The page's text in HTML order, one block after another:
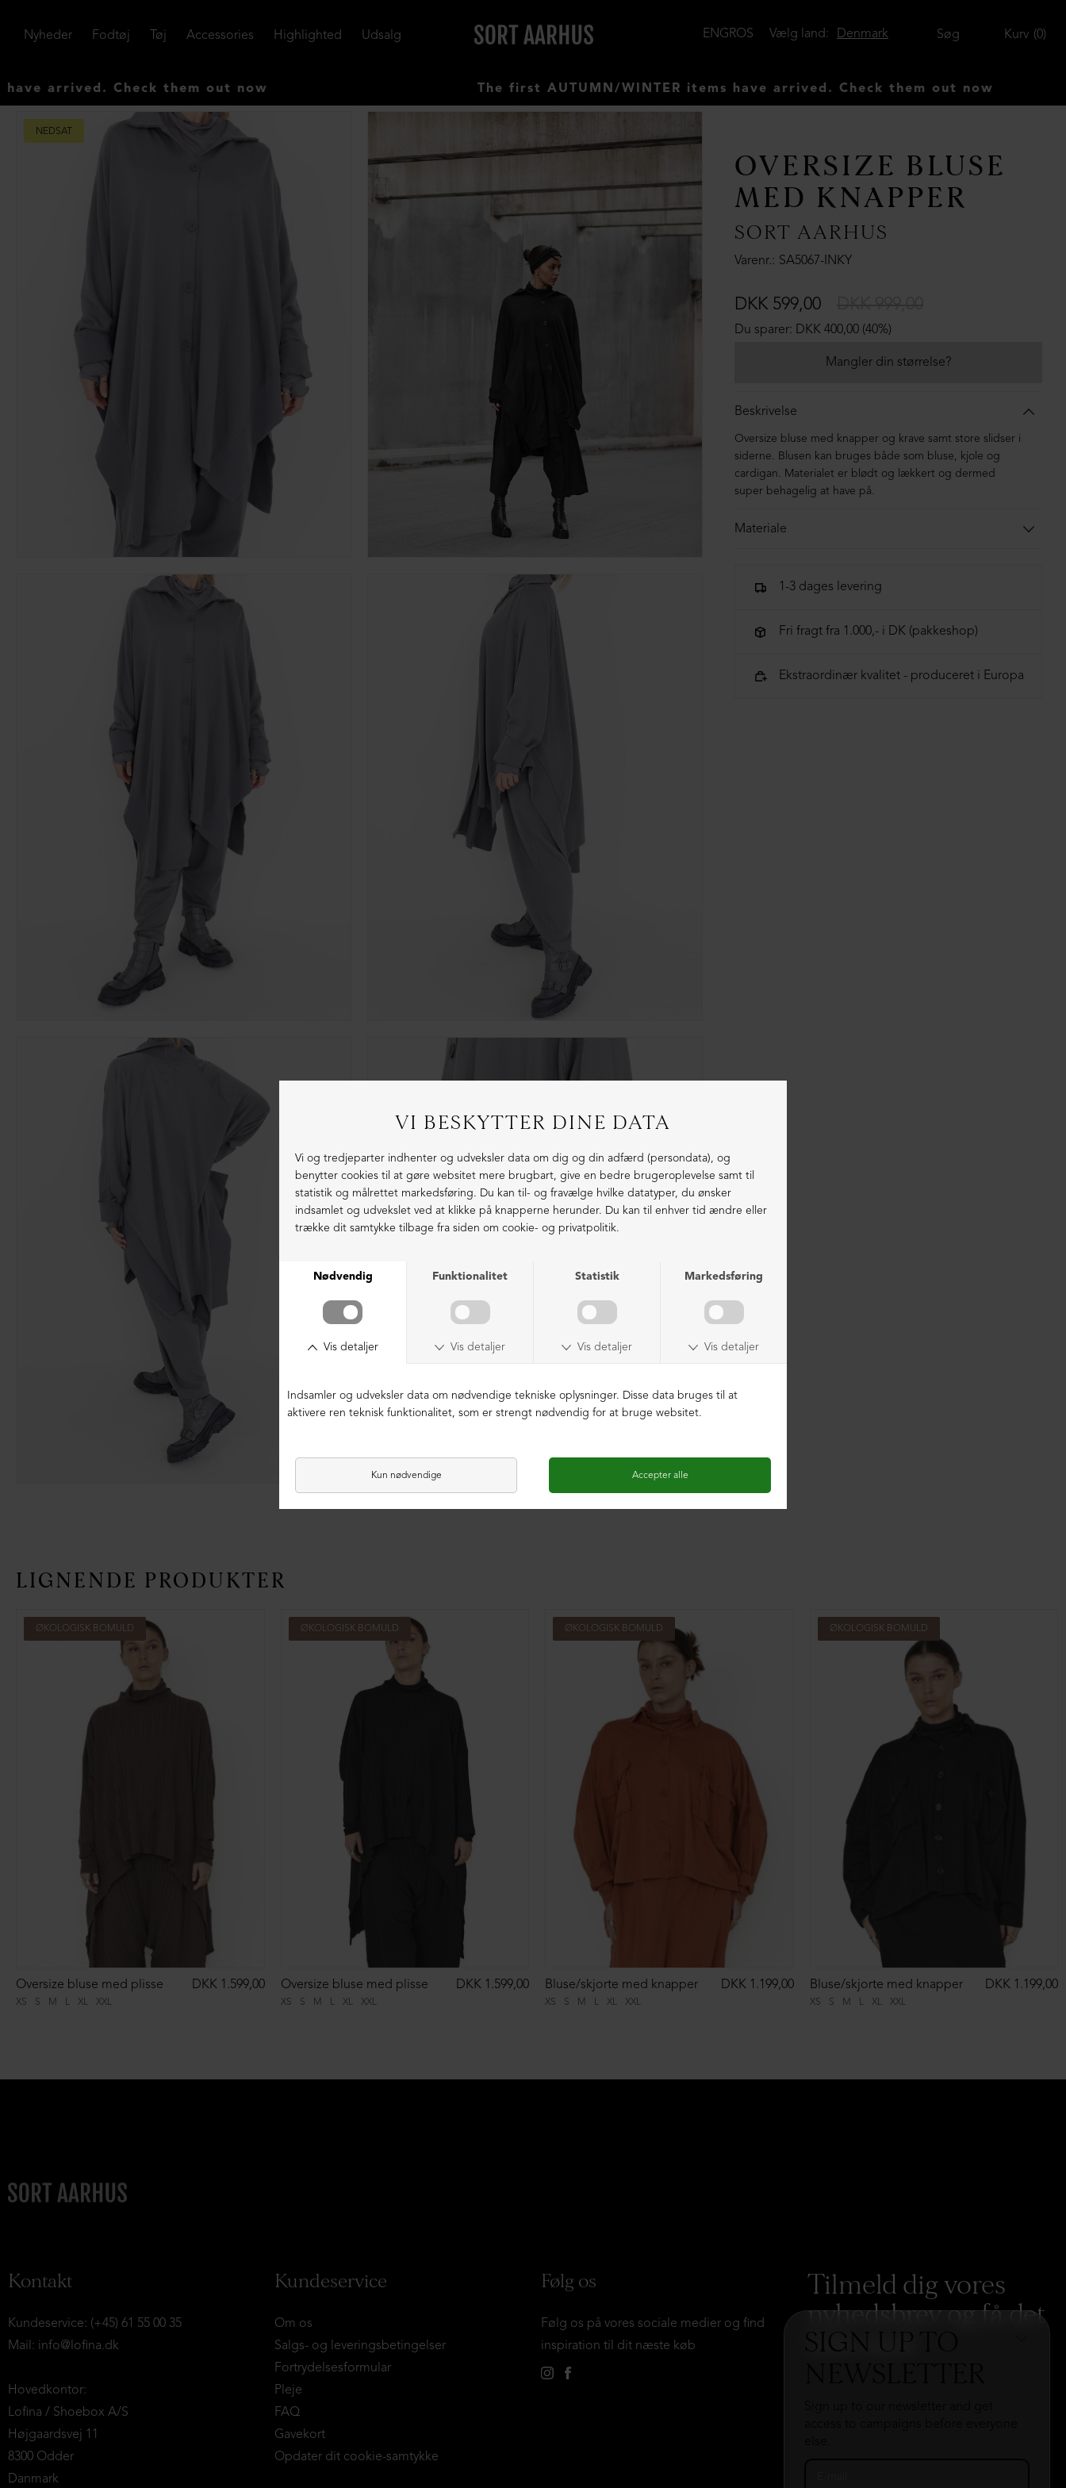
SIGN UP TO
Nyheder Fodtøj Tøj Accessories Highlighted Udsalg Kurv 0
Søg
Denmark
Vælg land:
ENGROS
Check them out now The first AUTUMN/WINTER items have arrived. Check them out now
NEDSAT
OVERSIZE BLUSE
MED KNAPPER
SORT AARHUS
Varenr. SA5067-INKY
Du sparer: DKK 400,00 (40%)
DKK 599,00
Mangler din størrelse?
Beskrivelse
Oversize bluse med knapper og krave samt store slidser i
siderne. Blusen kan bruges både som bluse, kjole og
cardigan. Materialet er blødt og lækkert og dermed
super behagelig at have på.
Materiale
1-3 dages levering
Fri fragt fra 1.000,- i DK (pakkeshop)
Ekstraordinær kvalitet - produceret i Europa
LIGNENDE PRODUKTER
ØKOLOGISK BOMULD
XS S M L XL XXL
Oversize bluse med plisse DKK 1.599,00
ØKOLOGISK BOMULD
XS S M L XL XXL
Oversize bluse med plisse DKK 1.599,00
ØKOLOGISK BOMULD
XS S M L XL XXL
Bluse/skjorte med knapper DKK 1.199,00
ØKOLOGISK BOMULD
XS S M L XL XXL
Bluse/skjorte med knapper DKK 1.199,00
Kontakt
Kundeservice: (+45) 61 55 00 35
Mail: info@lofina.dk
Hovedkontor:
Lofina / Shoebox A/S
Højgaardsvej 11
8300 Odder
Danmark
Kundeservice
Om os
Salgs- og leveringsbetingelser
Fortrydelsesformular
Pleje
FAQ
Gavekort
Opdater dit cookie-samtykke
Følg os
Følg os på vores sociale medier og find
inspiration til dit næste køb
Tilmeld dig vores
nyhedsbrev og få det
hele med